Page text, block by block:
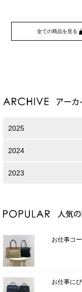
全ての商品を見る
2025
2024
2023
お仕事コ
お仕事に